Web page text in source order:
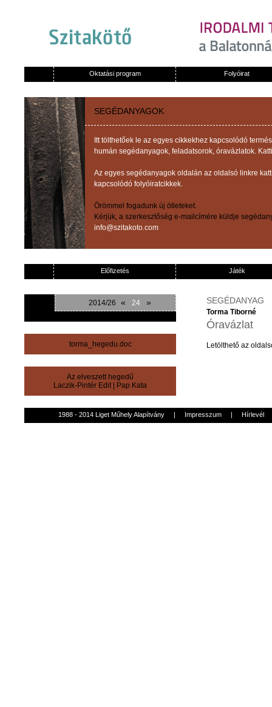
Oktatási program Folyóirat
SEGÉDANYAGOK
Itt tölthetőek le az egyes cikkekhez kapcsolódó
humán segédanyagok, feladatsorok, óravázlatok.
Az egyes segédanyagok oldalán az oldalsó linkre
kapcsolódó folyóiratcikkek.
Örömmel fogadunk új ötleteket.
Kérjük, a szerkesztőség e-mailcímére küldje
info@szitakoto.com
Előfizetés Játék
2014/26 « 24 »
torma_hegedu.doc
Az elveszett hegedű
Laczik-Pintér Edit| Pap Kata
SEGÉDANYAG
Torma Tiborné
Óravázlat
Letölthető az
1988 - 2014 Liget Műhely Alapítvány | Impresszum | Hírlevél